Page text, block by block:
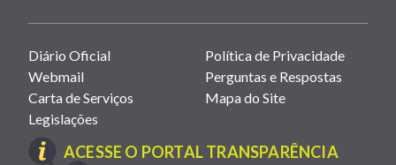
Links
úteis
(abrem
em
nova
janela)
Diário Oficial
Webmail
Carta de Serviços
Legislações
Política de Privacidade
Perguntas e Respostas
Mapa do Site
ACESSE O PORTAL TRANSPARÊNCIA(LINK